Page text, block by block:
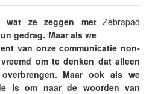
Zebrapad
wat ze zeggen met
gedrag. Maar als we
van onze communicatie non-
om te denken dat alleen
Maar ook als we
is om naar de woorden van